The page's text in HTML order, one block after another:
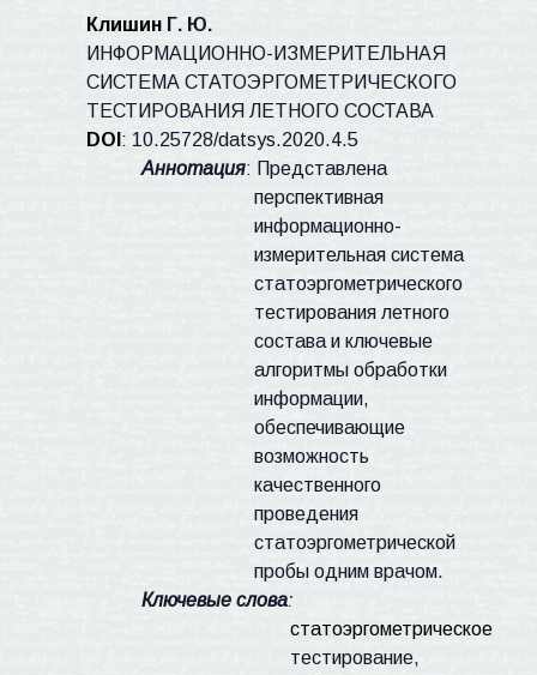
Клишин Г. Ю.
ИНФОРМАЦИОННО-ИЗМЕРИТЕЛЬНАЯ
СИСТЕМА СТАТОЭРГОМЕТРИЧЕСКОГО
ТЕСТИРОВАНИЯ ЛЕТНОГО СОСТАВА
DOI : 10.25728/datsys.2020.4.5
Аннотация: Представлена
перспективная
информационно-
измерительная система
статоэргометрического
тестирования летного
состава и ключевые
алгоритмы обработки
информации,
обеспечивающие
возможность
качественного
проведения
статоэргометрической
пробы одним врачом.
Ключевые слова:
статоэргометрическое
тестирование,